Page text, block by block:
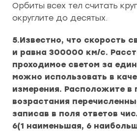
Орбиты всех тел считать
округлите до десятых.
5.Известно, что скорость
и равна 300000 км/с.
проходимое светом за
можно использовать в
измерения. Расположите в
возрастания
записав в поля ответов
6(1 наименьшая, 6